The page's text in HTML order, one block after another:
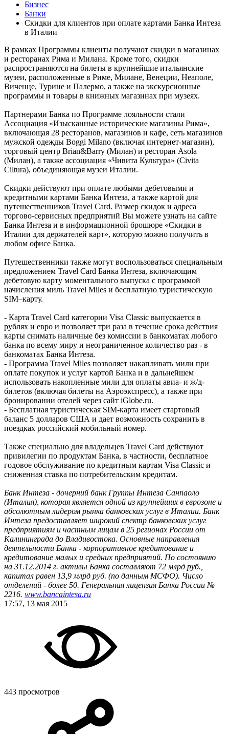
Бизнес
Банки
Скидки для клиентов при оплате картами Банка Интеза
в Италии
В рамках Программы клиенты получают скидки в магазинах
и ресторанах Рима и Милана. Кроме того, скидки
распространяются на билеты в крупнейшие итальянские
музеи, расположенные в Риме, Милане, Венеции, Неаполе,
Виченце, Турине и Палермо, а также на экскурсионные
программы и товары в книжных магазинах при музеях.
Партнерами Банка по Программе лояльности стали
Ассоциация «Изысканные исторические магазины Рима»,
включающая 28 ресторанов, магазинов и кафе, сеть магазинов
мужской одежды Boggi Milano (включая интернет-магазин),
торговый центр Brian&Barry (Милан) и ресторан Asola
(Милан), а также ассоциация «Чивита Культура» (Civita
Ciltura), объединяющая музеи Италии.
Скидки действуют при оплате любыми дебетовыми и
кредитными картами Банка Интеза, а также картой для
путешественников Travel Card. Размер скидок и адреса
торгово-сервисных предприятий Вы можете узнать на сайте
Банка Интеза и в информационной брошюре «Скидки в
Италии для держателей карт», которую можно получить в
любом офисе Банка.
Путешественники также могут воспользоваться специальным
предложением Travel Card Банка Интеза, включающим
дебетовую карту моментального выпуска с программой
начисления миль Travel Miles и бесплатную туристическую
SIM–карту.
- Карта Travel Card категории Visa Classic выпускается в
рублях и евро и позволяет три раза в течение срока действия
карты снимать наличные без комиссии в банкоматах любого
банка по всему миру и неограниченное количество раз - в
банкоматах Банка Интеза.
- Программа Travel Miles позволяет накапливать мили при
оплате покупок и услуг картой Банка и в дальнейшем
использовать накопленные мили для оплаты авиа- и ж/д-
билетов (включая билеты на Аэроэкспресс), а также при
бронировании отелей через сайт iGlobe.ru.
- Бесплатная туристическая SIM-карта имеет стартовый
баланс 5 долларов США и дает возможность сохранить в
поездках российский мобильный номер.
Также специально для владельцев Travel Card действуют
привилегии по продуктам Банка, в частности, бесплатное
годовое обслуживание по кредитным картам Visa Classic и
сниженная ставка по потребительским кредитам.
Банк Интеза - дочерний банк Группы Интеза Санпаоло
(Италия), которая является одной из крупнейших в еврозоне и
абсолютным лидером рынка банковских услуг в Италии. Банк
Интеза предоставляет широкий спектр банковских услуг
предприятиям и частным лицам в 25 регионах России от
Калининграда до Владивостока. Основные направления
деятельности Банка - корпоративное кредитование и
кредитование малых и средних предприятий. По состоянию
на 31.12.2014 г. активы Банка составляют 72 млрд руб.,
капитал равен 13,9 млрд руб. (по данным МСФО). Число
отделений - более 50. Генеральная лицензия Банка России №
2216. www.bancaintesa.ru
17:57, 13 мая 2015
443 просмотров